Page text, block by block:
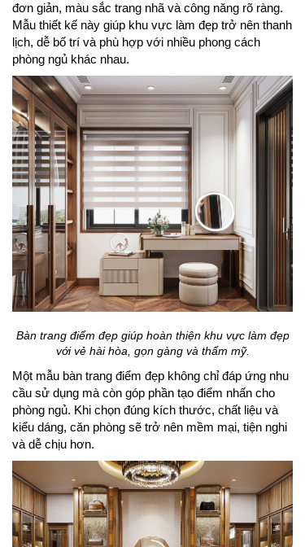
đơn giản, màu sắc trang nhã và công năng rõ ràng.
Mẫu thiết kế này giúp khu vực làm đẹp trở nên thanh
lịch, dễ bố trí và phù hợp với nhiều phong cách
phòng ngủ khác nhau.
Bàn trang điểm đẹp giúp hoàn thiện khu vực làm đẹp
với vẻ hài hòa, gọn gàng và thẩm mỹ.
Một mẫu bàn trang điểm đẹp không chỉ đáp ứng nhu
cầu sử dụng mà còn góp phần tạo điểm nhấn cho
phòng ngủ. Khi chọn đúng kích thước, chất liệu và
kiểu dáng, căn phòng sẽ trở nên mềm mại, tiện nghi
và dễ chịu hơn.